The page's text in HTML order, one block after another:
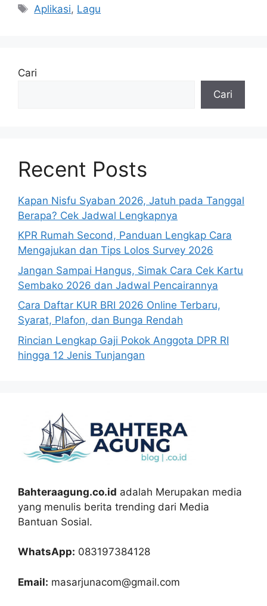
Tag
Aplikasi, Lagu
Cari
Cari
Recent Posts
Kapan Nisfu Syaban 2026, Jatuh pada Tanggal
Berapa? Cek Jadwal Lengkapnya
KPR Rumah Second, Panduan Lengkap Cara
Mengajukan dan Tips Lolos Survey 2026
Jangan Sampai Hangus, Simak Cara Cek Kartu
Sembako 2026 dan Jadwal Pencairannya
Cara Daftar KUR BRI 2026 Online Terbaru,
Syarat, Plafon, dan Bunga Rendah
Rincian Lengkap Gaji Pokok Anggota DPR RI
hingga 12 Jenis Tunjangan
Bahteraagung.co.id adalah Merupakan media
yang menulis berita trending dari Media
Bantuan Sosial.
WhatsApp: 083197384128
Email: masarjunacom@gmail.com